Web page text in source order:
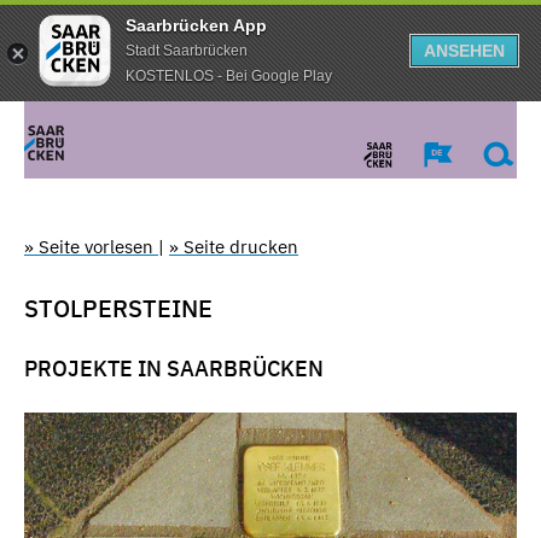
Saarbrücken App
Stadt Saarbrücken
KOSTENLOS - Bei Google Play
ANSEHEN
» Seite vorlesen | » Seite drucken
STOLPERSTEINE
PROJEKTE IN SAARBRÜCKEN